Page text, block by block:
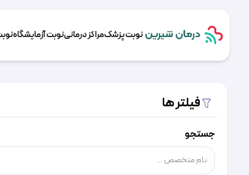
نوبت پزشکمراکز درمانینوبت آزمایشگاه
فیلتر ها
جستجو